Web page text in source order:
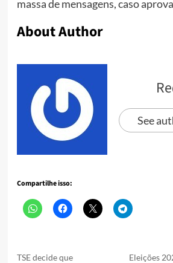
massa de mensagens, caso
About Author
See
Compartilhe isso:
TSE decide que
Eleições